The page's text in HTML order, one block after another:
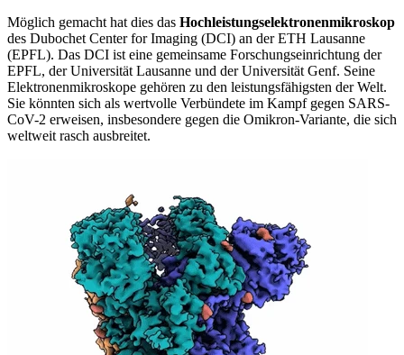
Möglich gemacht hat dies das Hochleistungselektronenmikroskop
des Dubochet Center for Imaging (DCI) an der ETH Lausanne
(EPFL). Das DCI ist eine gemeinsame Forschungseinrichtung der
EPFL, der Universität Lausanne und der Universität Genf. Seine
Elektronenmikroskope gehören zu den leistungsfähigsten der Welt.
Sie könnten sich als wertvolle Verbündete im Kampf gegen SARS-
CoV-2 erweisen, insbesondere gegen die Omikron-Variante, die sich
weltweit rasch ausbreitet.